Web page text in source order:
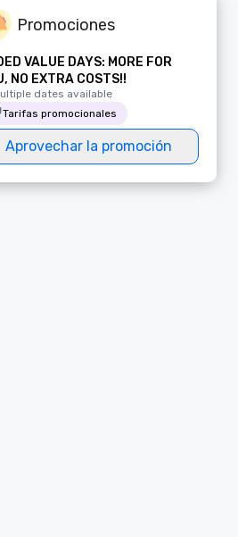
Promociones
VALUE DAYS: MORE FOR
NO EXTRA COSTS!!
dates available
Tarifas promocionales
Aprovechar la promoción